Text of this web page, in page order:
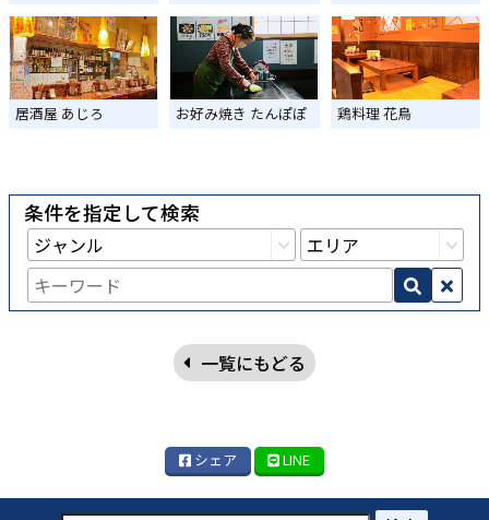
居酒屋 あじろ お好み焼き たんぽぽ 鶏料理 花鳥
条件を指定して検索
一覧にもどる
シェア LINE